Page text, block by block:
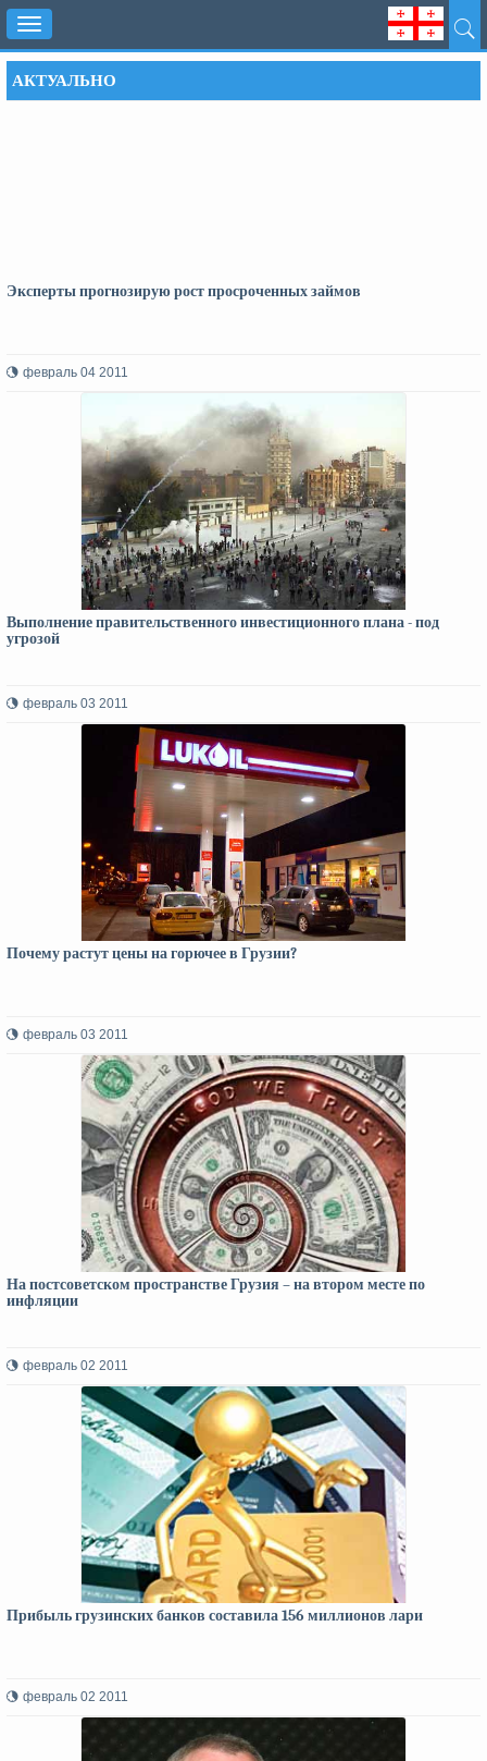
Toggle
navigation
АКТУАЛЬНО
Эксперты прогнозирую рост просроченных займов
февраль 04 2011
Выполнение правительственного инвестиционного плана - под
угрозой
февраль 03 2011
Почему растут цены на горючее в Грузии?
февраль 03 2011
На постсоветском пространстве Грузия – на втором месте по
инфляции
февраль 02 2011
Прибыль грузинских банков составила 156 миллионов лари
февраль 02 2011